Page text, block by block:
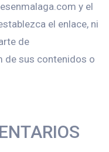
y el
el enlace, ni
de
de sus contenidos o